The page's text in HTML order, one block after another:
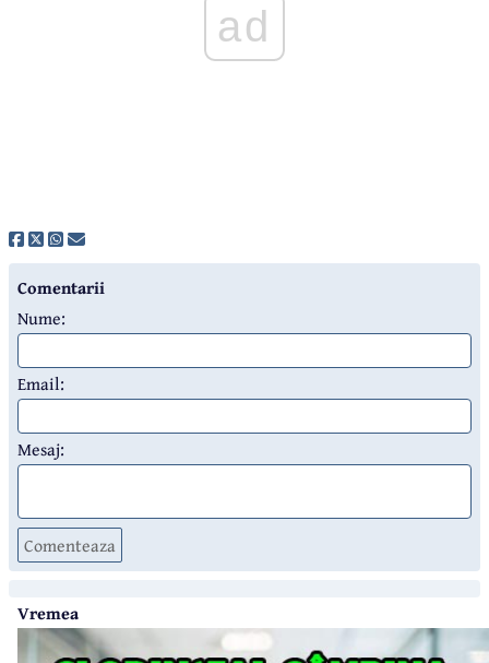
ad
Comentarii
Nume:
Email:
Mesaj:
Comenteaza
Vremea